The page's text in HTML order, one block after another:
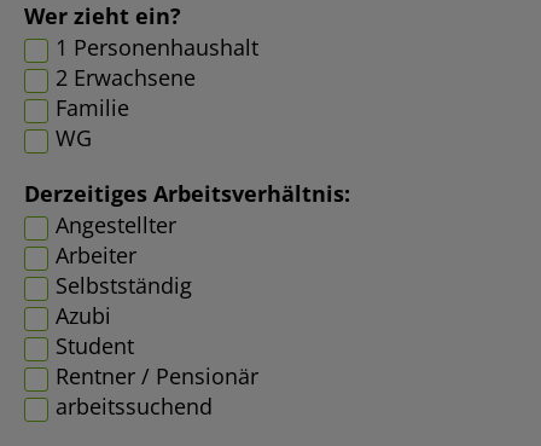
Wer zieht ein?
1 Personenhaushalt
2 Erwachsene
Familie
WG
Derzeitiges Arbeitsverhältnis:
Angestellter
Arbeiter
Selbstständig
Azubi
Student
Rentner / Pensionär
arbeitssuchend